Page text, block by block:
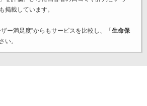
掲載しています。
ー満足度”からもサービスを比較し、「 生命保
い。